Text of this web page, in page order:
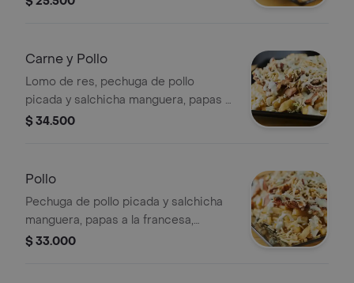
Carne y Pollo
Lomo de res, pechuga de pollo
picada y salchicha manguera, papas a
la francesa, lechuga, queso costeño,
$ 34.500
Pollo
Pechuga de pollo picada y salchicha
manguera, papas a la francesa,
lechuga, queso costeño, papa
$ 33.000